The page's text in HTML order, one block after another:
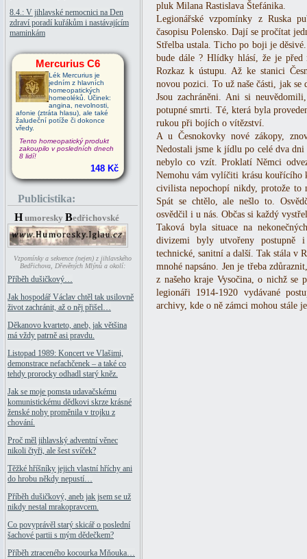
8.4.: V jihlavské nemocnici na Den
zdraví poradí kuřákům i nastávajícím
maminkám
Mercurius C6
Lék Mercurius je
jedním z hlavních
homeopatických
homeoléků. Účinek:
angina, nevolnosti,
afonie (ztráta hlasu), ale také
žaludeční potíže či dokonce
vředy.
Tento homeopatický produkt
zakoupilo v posledních dnech
8 lidí!
148 Kč
Publicistika:
H umoresky Bedřichovské
Vzpomínky a sekvence (nejen) z jihlavského
Bedřichova, Dřevěných Mlýnů a okolí:
Příběh dušičkový…
Jak hospodář Václav chtěl tak usilovně
život zachránit, až o něj přišel…
Děkanovo kvarteto, aneb, jak většina
má vždy patrně asi pravdu.
Listopad 1989: Koncert ve Vlašimi,
demonstrace nefachčenek – a také co
tehdy prorocky odhadl starý kněz.
Jak se moje pomsta udavačskému
komunistickému dědkovi skrze krásné
ženské nohy proměnila v trojku z
chování.
Proč měl jihlavský adventní věnec
nikoli čtyři, ale šest svíček?
Těžké hříšníky jejich vlastní hříchy ani
do hrobu někdy nepustí…
Příběh dušičkový, aneb jak jsem se už
nikdy nestal mrakopravcem.
Co povyprávěl starý skicář o poslední
šachové partii s mým dědečkem?
Příběh ztraceného kocourka Mňouka…
pluk Milana Rastislava Štefánika.
Legionářské vzpomínky z Ruska
časopisu Polensko. Dají se pročítat
Střelba ustala. Ticho po boji je
bude dále ? Hlídky hlásí, že je
Rozkaz k ústupu. Až ke stanici
novou pozici. To už naše části, jak
Jsou zachráněni. Ani si
potupné smrti. Té, která byla
rukou při bojích o vítězství.
A u Česnokovky nové zákopy,
Nedostali jsme k jídlu po celé dva
nebylo co vzít. Proklatí Němci
Nemohu vám vylíčiti krásu kouřícího
civilista nepochopí nikdy, protože
Spát se chtělo, ale nešlo to.
osvědčil i u nás. Občas si každý
Taková byla situace na
divizemi byly utvořeny postupně i
technické, sanitní a další. Tak stála v
mnohé napsáno. Jen je třeba
z našeho kraje Vysočina, o nichž se
legionáři 1914-1920 vydávané
archivy, kde o ně zámci mohou stále